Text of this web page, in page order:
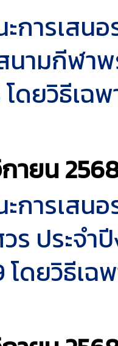
การเสน
ามกีฬาพ
ดยวิธีเฉพ
ายน
การเสน
ร ประจ
ดยวิธีเฉพ